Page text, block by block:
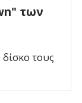
των
τους